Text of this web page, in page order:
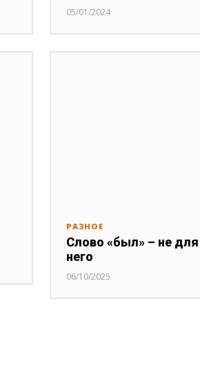
05/01/2024
РАЗНОЕ
Слово «был» – не для
него
06/10/2025